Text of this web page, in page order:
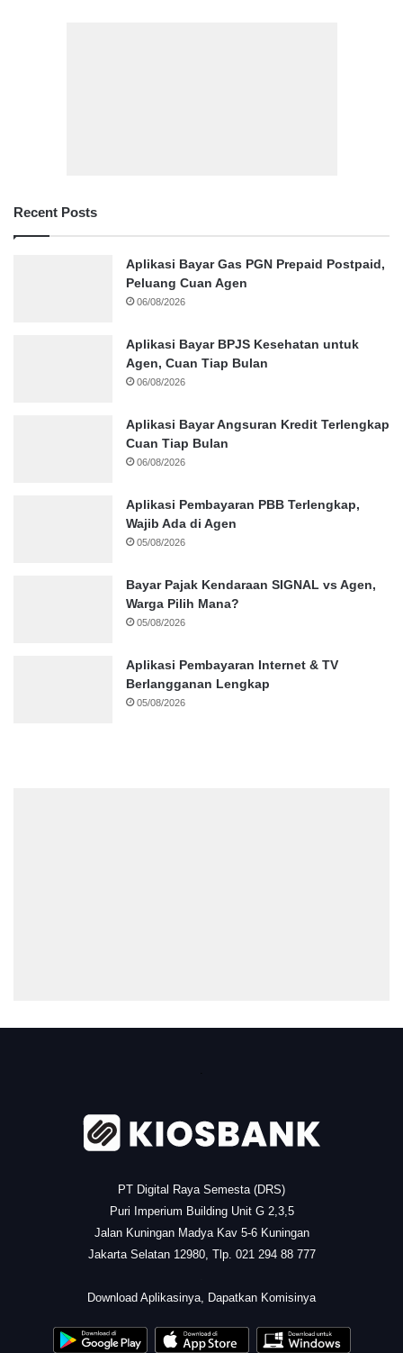
Recent Posts
Aplikasi Bayar Gas PGN Prepaid Postpaid,
Peluang Cuan Agen
06/08/2026
Aplikasi Bayar BPJS Kesehatan untuk
Agen, Cuan Tiap Bulan
06/08/2026
Aplikasi Bayar Angsuran Kredit Terlengkap
Cuan Tiap Bulan
06/08/2026
Aplikasi Pembayaran PBB Terlengkap,
Wajib Ada di Agen
05/08/2026
Bayar Pajak Kendaraan SIGNAL vs Agen,
Warga Pilih Mana?
05/08/2026
Aplikasi Pembayaran Internet & TV
Berlangganan Lengkap
05/08/2026
PT Digital Raya Semesta (DRS)
Puri Imperium Building Unit G 2,3,5
Jalan Kuningan Madya Kav 5-6 Kuningan
Jakarta Selatan 12980, Tlp. 021 294 88 777
Download Aplikasinya, Dapatkan Komisinya